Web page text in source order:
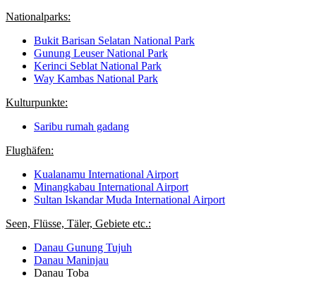
Nationalparks:
Bukit Barisan Selatan National Park
Gunung Leuser National Park
Kerinci Seblat National Park
Way Kambas National Park
Kulturpunkte:
Saribu rumah gadang
Flughäfen:
Kualanamu International Airport
Minangkabau International Airport
Sultan Iskandar Muda International Airport
Seen, Flüsse, Täler, Gebiete etc.:
Danau Gunung Tujuh
Danau Maninjau
Danau Toba